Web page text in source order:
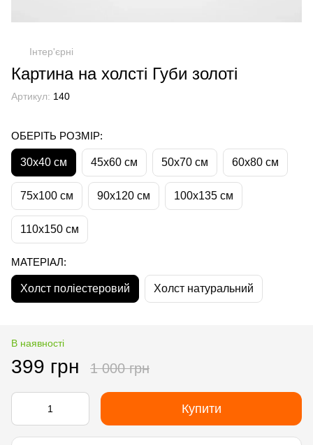
Інтер'єрні
Картина на холсті Губи золоті
Артикул: 140
ОБЕРІТЬ РОЗМІР:
30х40 см 45х60 см 50х70 см 60х80 см
75х100 см 90х120 см 100х135 см
110х150 см
МАТЕРІАЛ:
Холст поліестеровий Холст натуральний
В наявності
399 грн 1 000 грн
Купити